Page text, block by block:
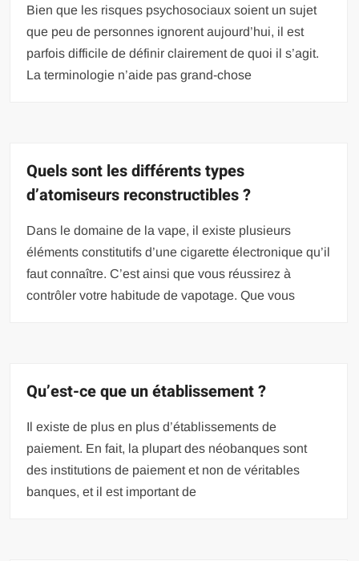
Bien que les risques psychosociaux soient un sujet
que peu de personnes ignorent aujourd’hui, il est
parfois difficile de définir clairement de quoi il s’agit.
La terminologie n’aide pas grand-chose
Quels sont les différents types
d’atomiseurs reconstructibles ?
Dans le domaine de la vape, il existe plusieurs
éléments constitutifs d’une cigarette électronique qu’il
faut connaître. C’est ainsi que vous réussirez à
contrôler votre habitude de vapotage. Que vous
Qu’est-ce que un établissement ?
Il existe de plus en plus d’établissements de
paiement. En fait, la plupart des néobanques sont
des institutions de paiement et non de véritables
banques, et il est important de